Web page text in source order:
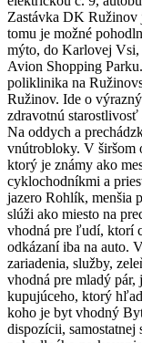
Zastávka DK Ružinov
tomu je možné
mýto, do Karlovej
Avion Shopping
poliklinika na
Ružinov. Ide o
zdravotnú
Na oddych a
vnútrobloky. V širšom
ktorý je známy ako
cyklochodníkmi a
jazero Rohlík, menšia
slúži ako miesto na
vhodná pre ľudí, ktorí
odkázaní iba na auto.
zariadenia, služby,
vhodná pre mladý pár,
kupujúceho, ktorý
koho je byt vhodný
dispozícii, samostatnej